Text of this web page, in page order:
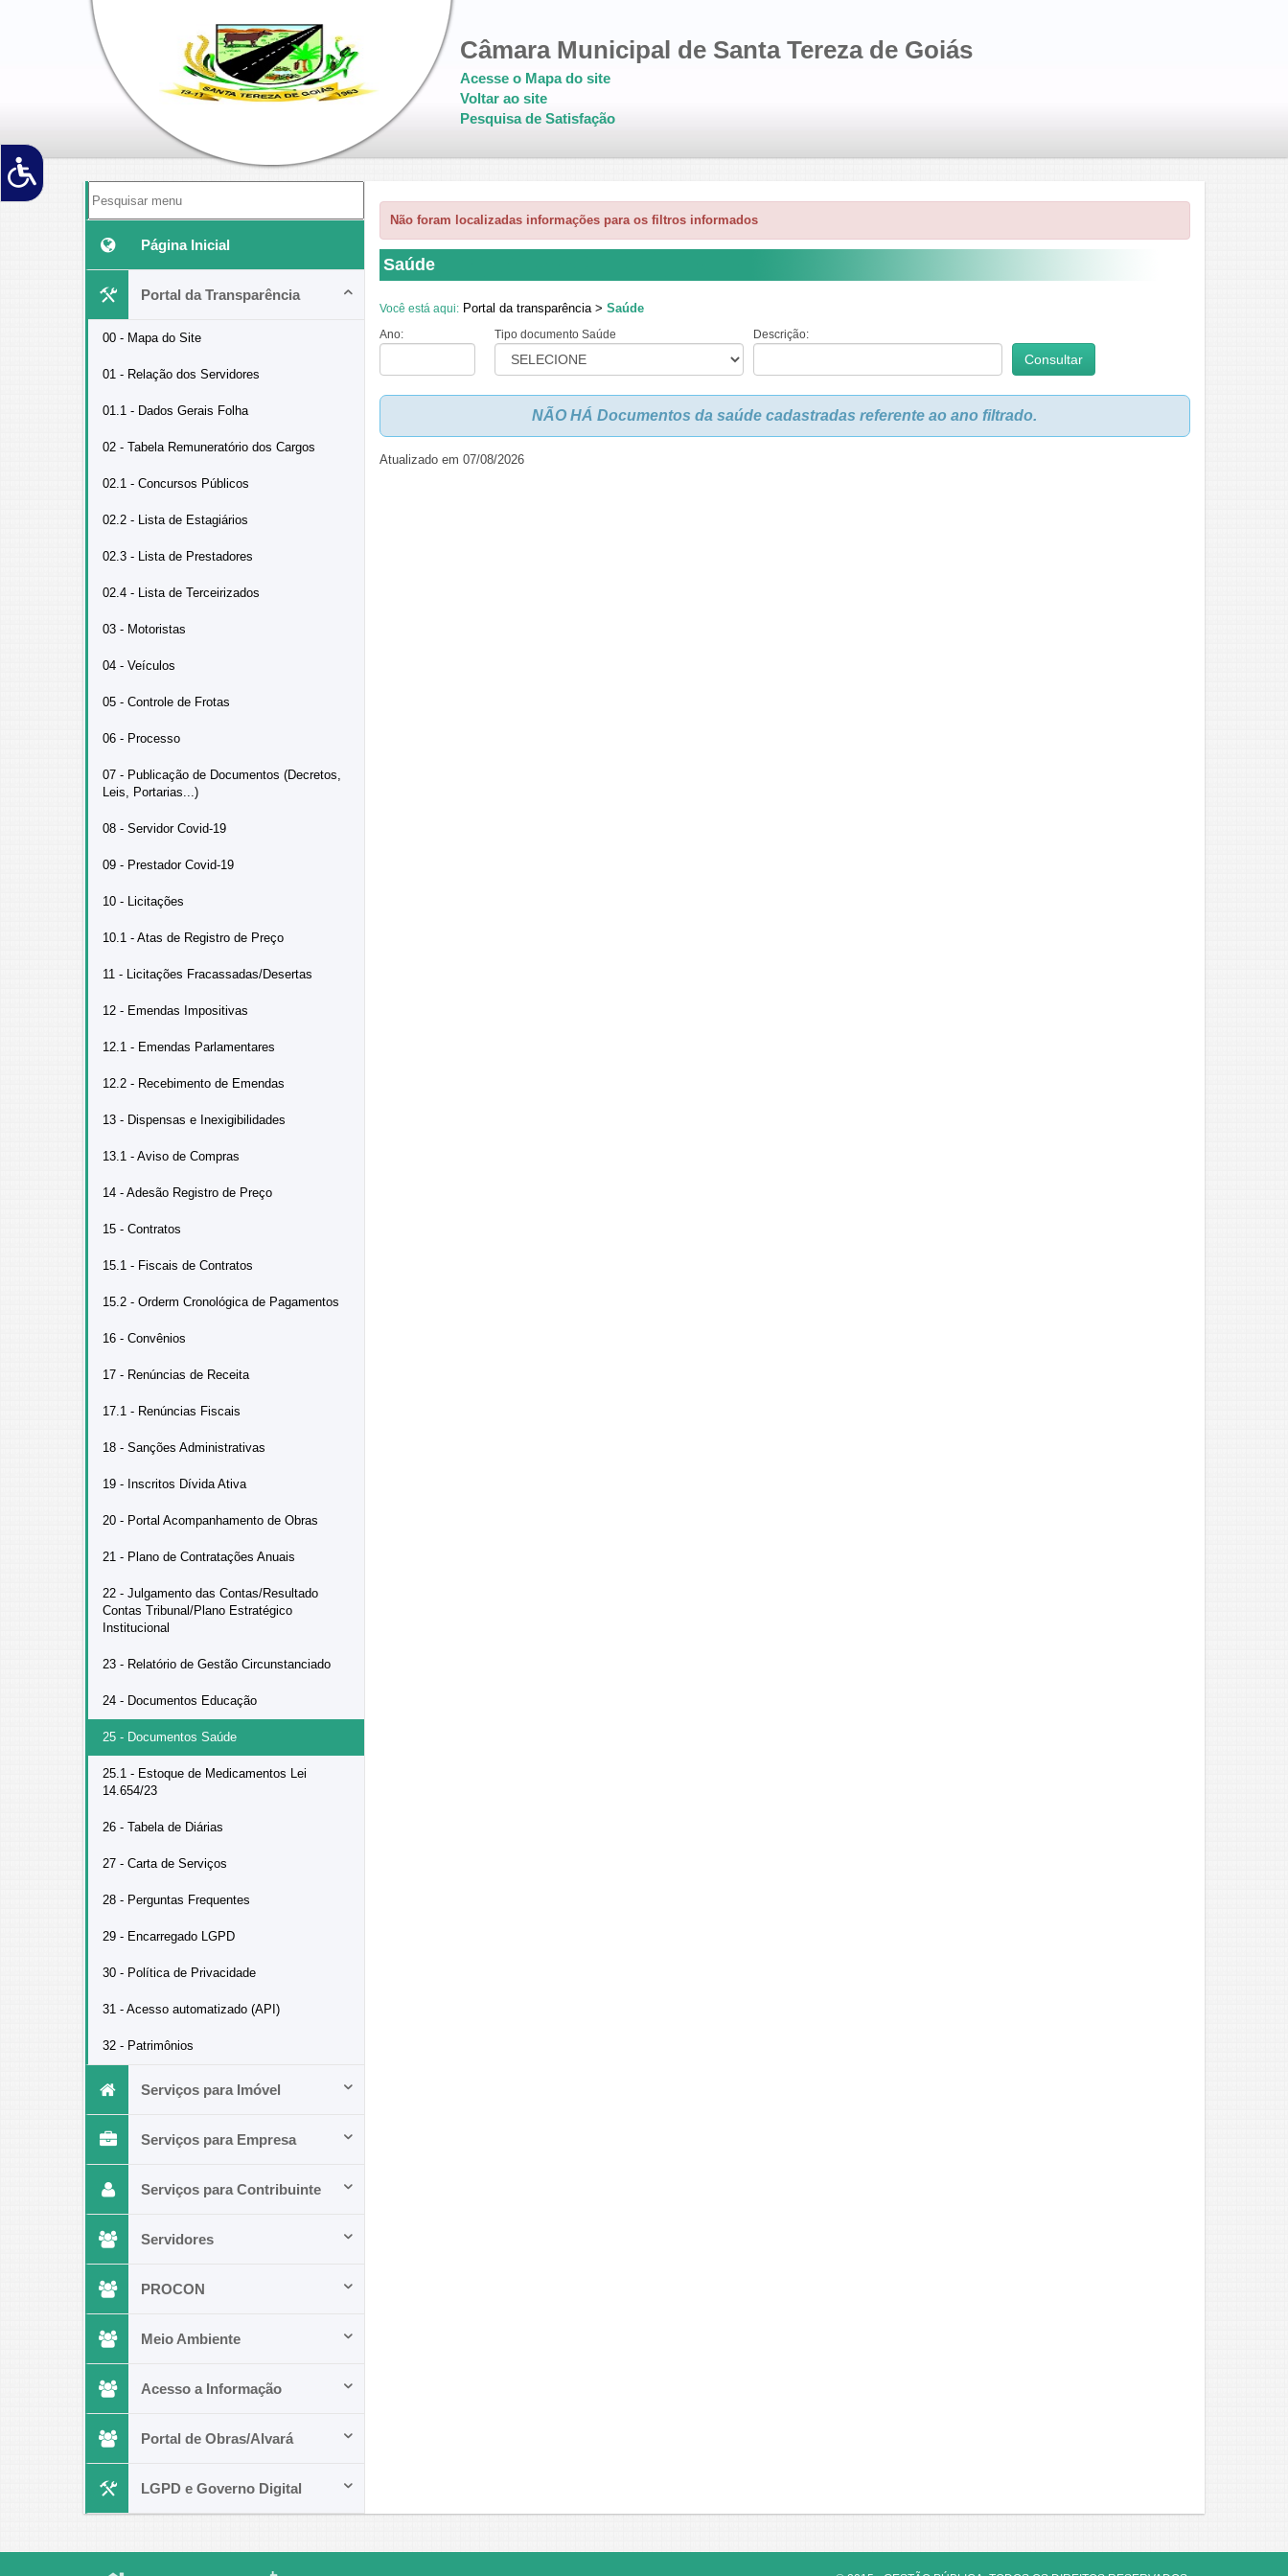
Câmara Municipal de Santa Tereza de Goiás
Acesse o Mapa do site
Voltar ao site
Pesquisa de Satisfação
Página Inicial
Portal da Transparência
00 - Mapa do Site
01 - Relação dos Servidores
01.1 - Dados Gerais Folha
02 - Tabela Remuneratório dos Cargos
02.1 - Concursos Públicos
02.2 - Lista de Estagiários
02.3 - Lista de Prestadores
02.4 - Lista de Terceirizados
03 - Motoristas
04 - Veículos
05 - Controle de Frotas
06 - Processo
07 - Publicação de Documentos (Decretos,
Leis, Portarias...)
08 - Servidor Covid-19
09 - Prestador Covid-19
10 - Licitações
10.1 - Atas de Registro de Preço
11 - Licitações Fracassadas/Desertas
12 - Emendas Impositivas
12.1 - Emendas Parlamentares
12.2 - Recebimento de Emendas
13 - Dispensas e Inexigibilidades
13.1 - Aviso de Compras
14 - Adesão Registro de Preço
15 - Contratos
15.1 - Fiscais de Contratos
15.2 - Orderm Cronológica de Pagamentos
16 - Convênios
17 - Renúncias de Receita
17.1 - Renúncias Fiscais
18 - Sanções Administrativas
19 - Inscritos Dívida Ativa
20 - Portal Acompanhamento de Obras
21 - Plano de Contratações Anuais
22 - Julgamento das Contas/Resultado
Contas Tribunal/Plano Estratégico
Institucional
23 - Relatório de Gestão Circunstanciado
24 - Documentos Educação
25 - Documentos Saúde
25.1 - Estoque de Medicamentos Lei
14.654/23
26 - Tabela de Diárias
27 - Carta de Serviços
28 - Perguntas Frequentes
29 - Encarregado LGPD
30 - Política de Privacidade
31 - Acesso automatizado (API)
32 - Patrimônios
Serviços para Imóvel
Serviços para Empresa
Serviços para Contribuinte
Servidores
PROCON
Meio Ambiente
Acesso a Informação
Portal de Obras/Alvará
LGPD e Governo Digital
Não foram localizadas informações para os filtros informados
Saúde
Você está aqui: Portal da transparência > Saúde
Ano: Tipo documento Saúde Descrição:
NÃO HÁ Documentos da saúde cadastradas referente ao ano filtrado.
Atualizado em 07/08/2026